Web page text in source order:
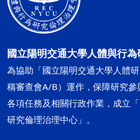
國立陽明交通大學人體與行
為協助「國立陽明交通大學人體
稱審查會A/B）運作，保障研究
各項任務及相關行政作業，成立
研究倫理治理中心」。